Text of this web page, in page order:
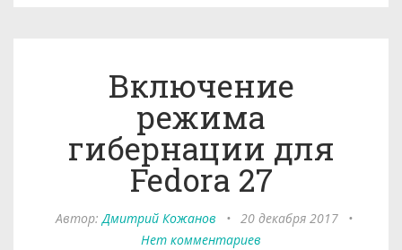
Включение
режима
гибернации для
Fedora 27
Автор:Дмитрий Кожанов • 20 декабря 2017
•
Нет комментариев